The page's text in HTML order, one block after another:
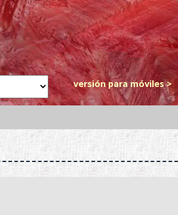
versión para móviles >